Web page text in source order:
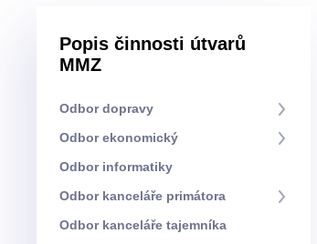
Popis činnosti útvarů
MMZ
Odbor dopravy
Odbor ekonomický
Odbor informatiky
Odbor kanceláře primátora
Odbor kanceláře tajemníka